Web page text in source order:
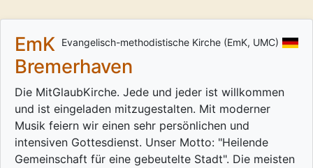
Evangelisch-methodistische Kirche (EmK, UMC)
EmK
Bremerhaven
Die MitGlaubKirche. Jede und jeder ist willkommen
und ist eingeladen mitzugestalten. Mit moderner
Musik feiern wir einen sehr persönlichen und
intensiven Gottesdienst. Unser Motto: "Heilende
Gemeinschaft für eine gebeutelte Stadt". Die meisten